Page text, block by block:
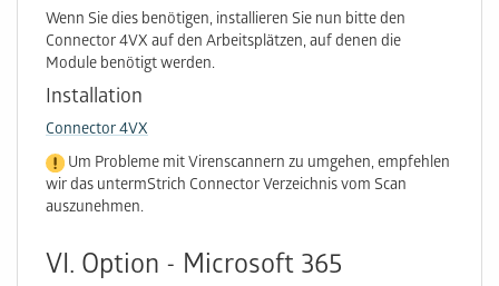
Wenn Sie dies benötigen, installieren Sie nun bitte den
Connector 4VX auf den Arbeitsplätzen, auf denen die
Module benötigt werden.
Installation
Connector 4VX
Um Probleme mit Virenscannern zu umgehen, empfehlen
wir das untermStrich Connector Verzeichnis vom Scan
auszunehmen.
VI. Option - Microsoft 365